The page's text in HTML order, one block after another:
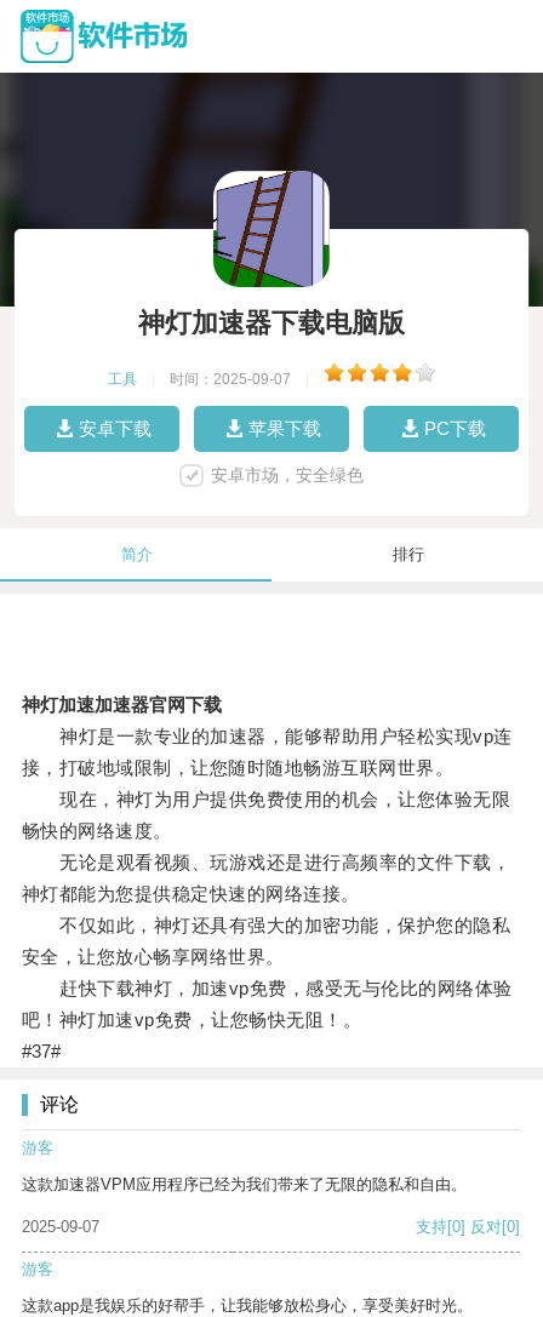
神灯加速器下载电脑版
工具 时间：2025-09-07
安卓下载 苹果下载 PC下载
安卓市场，安全绿色
简介 排行
神灯加速加速器官网下载
神灯是一款专业的加速器，能够帮助用户轻松实现vp连
接，打破地域限制，让您随时随地畅游互联网世界。
现在，神灯为用户提供免费使用的机会，让您体验无限
畅快的网络速度。
无论是观看视频、玩游戏还是进行高频率的文件下载，
神灯都能为您提供稳定快速的网络连接。
不仅如此，神灯还具有强大的加密功能，保护您的隐私
安全，让您放心畅享网络世界。
赶快下载神灯，加速vp免费，感受无与伦比的网络体验
吧！神灯加速vp免费，让您畅快无阻！。
#37#
评论
游客
这款加速器VPM应用程序已经为我们带来了无限的隐私和自由。
2025-09-07 支持[0] 反对[0]
游客
这款app是我娱乐的好帮手，让我能够放松身心，享受美好时光。